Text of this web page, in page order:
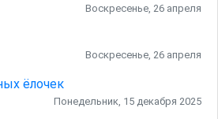
Воскресенье, 26 апреля
Воскресенье, 26 апреля
ёлочек
Понедельник, 15 декабря 2025